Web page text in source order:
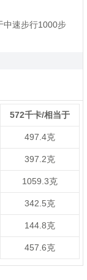
中速步行1000步
572千卡/相当于
497.4克
397.2克
1059.3克
342.5克
144.8克
457.6克